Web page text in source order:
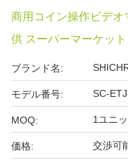
商用コイン操作ビデオ
供 スーパーマーケット
ブランド名:
モデル番号: SC-
MOQ: 1ユニ
価格: 交渉可